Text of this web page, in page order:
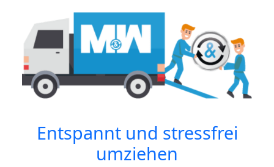
Entspannt und stressfrei
umziehen